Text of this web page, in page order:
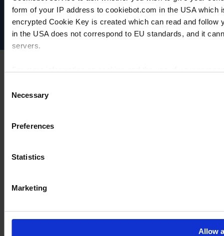
form of your IP address to cookiebot.com in the USA
encrypted Cookie Key is created which can read and
in the USA does not correspond to EU standards, and it
servers.
Selection
Necessary
Preferences
Statistics
Marketing
Allow
Disclaimer
Cookie settings